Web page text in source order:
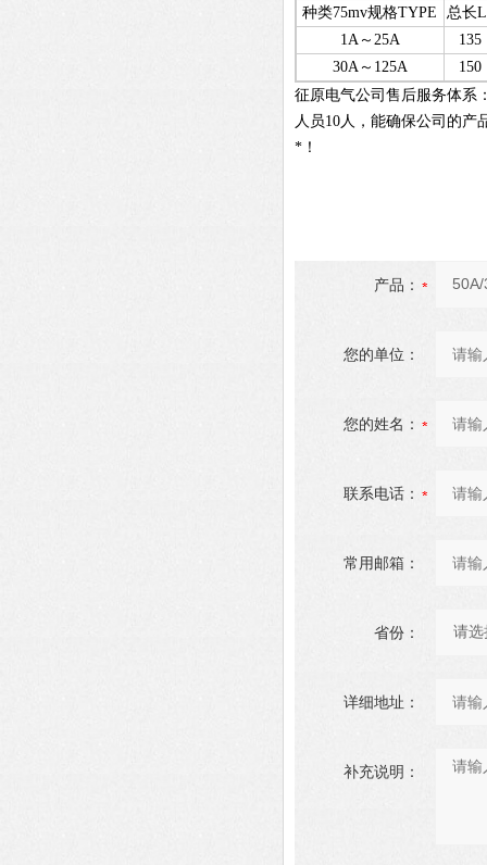
种类75mv规格TYPE
总长
1A～25A
135
30A～125A
150
征原电气公司售后服务体系
人员10人，能确保公司的产
*！
产品：
您的单位：
您的姓名：
联系电话：
常用邮箱：
省份：
详细地址：
补充说明：